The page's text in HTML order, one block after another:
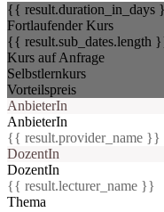
{{ result.duration_in_days
Fortlaufender Kurs
{{ result.sub_dates.length
Kurs auf Anfrage
Selbstlernkurs
Vorteilspreis
AnbieterIn
AnbieterIn
{{ result.provider_name }}
DozentIn
DozentIn
{{ result.lecturer_name }}
Thema